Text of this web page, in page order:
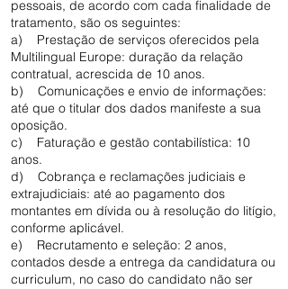
pessoais, de acordo com cada finalidade de
tratamento, são os seguintes:
a) Prestação de serviços oferecidos pela
Multilingual Europe: duração da relação
contratual, acrescida de 10 anos.
b) Comunicações e envio de informações:
até que o titular dos dados manifeste a sua
oposição.
c) Faturação e gestão contabilística: 10
anos.
d) Cobrança e reclamações judiciais e
extrajudiciais: até ao pagamento dos
montantes em dívida ou à resolução do litígio,
conforme aplicável.
e) Recrutamento e seleção: 2 anos,
contados desde a entrega da candidatura ou
curriculum, no caso do candidato não ser